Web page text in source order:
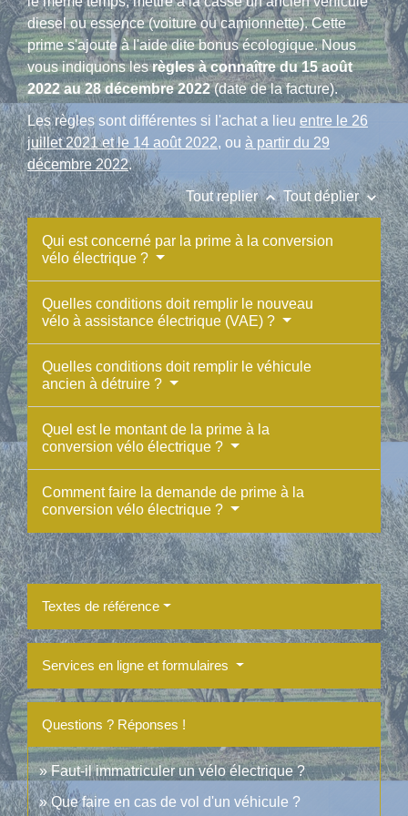
diesel ou essence (voiture ou camionnette). Cette
prime s'ajoute à l'aide dite bonus écologique. Nous
vous indiquons lesrègles à connaître du 15 août
2022 au 28 décembre 2022(date de la facture).
Les règles sont différentes si l'achat a lieu entre le 26
juillet 2021 et le 14 août 2022, ou à partir du 29
décembre 2022.
Tout replierkeyboard_arrow_up Tout déplierkeyboard_arrow_down
Qui est concerné par la prime à la conversion
vélo électrique ?
Quelles conditions doit remplir le nouveau
vélo à assistance électrique (VAE) ?
Quelles conditions doit remplir le véhicule
ancien à détruire ?
Quel est le montant de la prime à la
conversion vélo électrique ?
Comment faire la demande de prime à la
conversion vélo électrique ?
Textes de référence
Services en ligne et formulaires
Questions ? Réponses !
Faut-il immatriculer un vélo électrique ?
Que faire en cas de vol d'un véhicule ?